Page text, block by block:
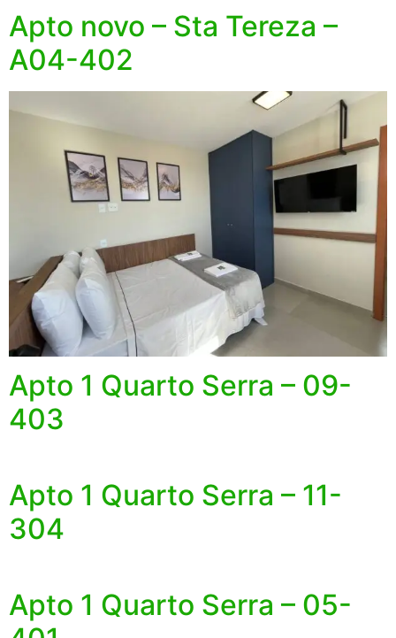
Apto novo – Sta Tereza –
A04-402
Apto 1 Quarto Serra – 09-
403
Apto 1 Quarto Serra – 11-
304
Apto 1 Quarto Serra – 05-